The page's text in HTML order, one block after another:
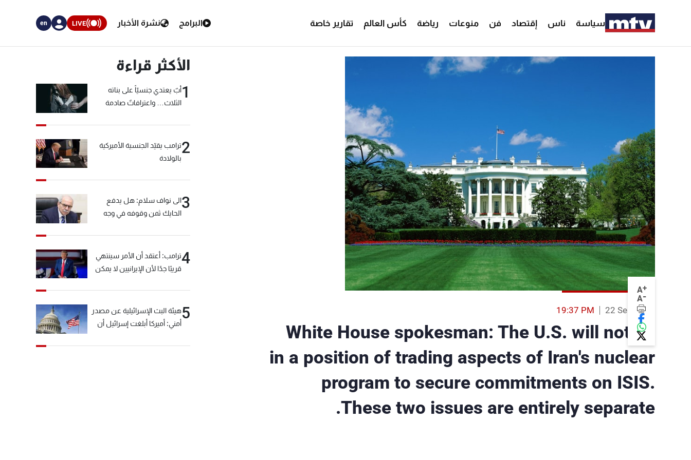
سياسة ناس إقتصاد فن منوعات رياضة كأس العالم تقارير خاصة البرامج نشرة الأخبار LIVE
en
A+
A-
22 Sep 2014
19:37 PM
White House spokesman: The U.S. will not be
in a position of trading aspects of Iran's nuclear
program to secure commitments on ISIS.
These two issues are entirely separate.
الأكثر قراءة
1أبٌ يعتدي جنسيّاً على بناته
الثلاث… واعترافاتٌ صادمة
2ترامب يقيّد الجنسية الأميركية
بالولادة
3الى نواف سلام: هل يدفع
الحايك ثمن وقوفه في وجه
4ترامب: أعتقد أن الأمر سينتهي
قريبًا جدًا لأن الإيرانيين لا يمكن
5هيئة البث الإسرائيلية عن مصدر
أمني: أميركا أبلغت إسرائيل أن